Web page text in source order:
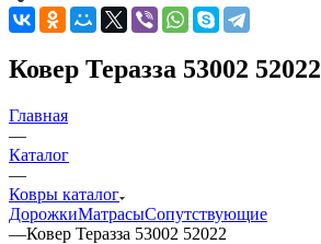
Ковер Теразза 53002 52022
Главная
—
Каталог
—
Ковры каталог
ДорожкиМатрасыСопутствующие
—Ковер Теразза 53002 52022